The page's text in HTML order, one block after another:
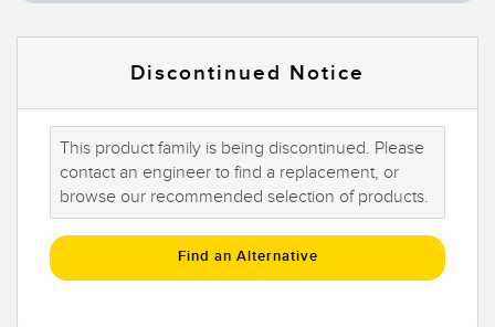
ACCESSORI
ACCESSORI
Convertitori
Set cavo
Discontinued Notice
This product family is being discontinued. Please
contact an engineer to find a replacement, or
browse our recommended selection of products.
Find an Alternative